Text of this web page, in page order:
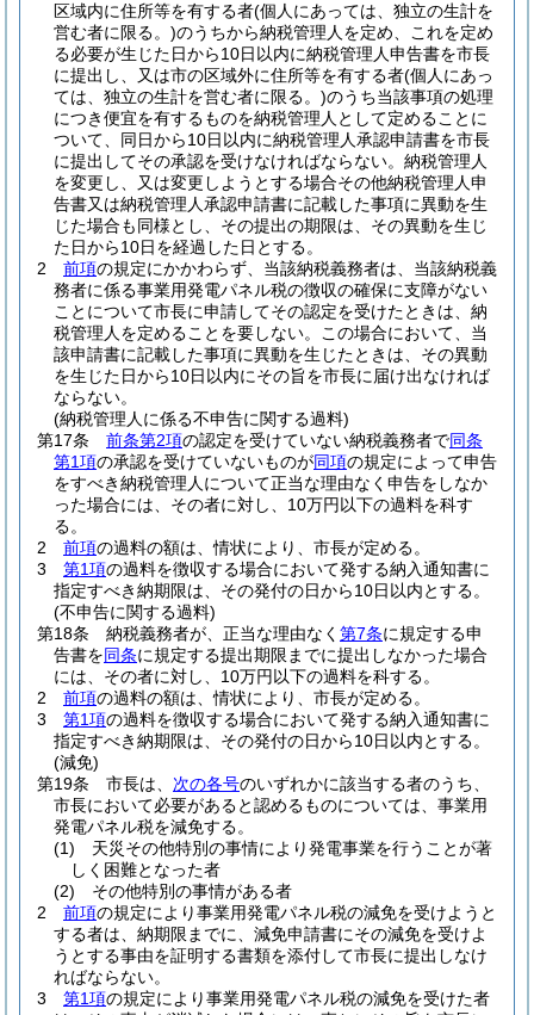
区域内に住所等を有する者(個人にあっては、独立の生計を
営む者に限る。)のうちから納税管理人を定め、これを定め
る必要が生じた日から10日以内に納税管理人申告書を市長
に提出し、又は市の区域外に住所等を有する者(個人にあっ
ては、独立の生計を営む者に限る。)のうち当該事項の処理
につき便宜を有するものを納税管理人として定めることに
ついて、同日から10日以内に納税管理人承認申請書を市長
に提出してその承認を受けなければならない。 納税管理人
を変更し、又は変更しようとする場合その他納税管理人申
告書又は納税管理人承認申請書に記載した事項に異動を生
じた場合も同様とし、その提出の期限は、その異動を生じ
た日から10日を経過した日とする。
2
前項の規定にかかわらず、当該納税義務者は、当該納税義
務者に係る事業用発電パネル税の徴収の確保に支障がない
ことについて市長に申請してその認定を受けたときは、納
税管理人を定めることを要しない。
この場合において、当
該申請書に記載した事項に異動を生じたときは、その異動
を生じた日から10日以内にその旨を市長に届け出なければ
ならない。
(納税管理人に係る不申告に関する過料)
第17条
前条第2項の認定を受けていない納税義務者で同条
第1項の承認を受けていないものが同項の規定によって申告
をすべき納税管理人について正当な理由なく申告をしなか
った場合には、その者に対し、10万円以下の過料を科す
る。
2
前項の過料の額は、情状により、市長が定める。
3
第1項の過料を徴収する場合において発する納入通知書に
指定すべき納期限は、その発付の日から10日以内とする。
(不申告に関する過料)
第18条
納税義務者が、正当な理由なく 第7条に規定する申
告書を同条に規定する提出期限までに提出しなかった場合
には、その者に対し、10万円以下の過料を科する。
2
前項の過料の額は、情状により、市長が定める。
3
第1項の過料を徴収する場合において発する納入通知書に
指定すべき納期限は、その発付の日から10日以内とする。
(減免)
第19条
市長は、 次の各号のいずれかに該当する者のうち、
市長において必要があると認めるものについては、事業用
発電パネル税を減免する。
(1)
天災その他特別の事情により発電事業を行うことが著
しく困難となった者
(2)
その他特別の事情がある者
2
前項の規定により事業用発電パネル税の減免を受けようと
する者は、納期限までに、減免申請書にその減免を受けよ
うとする事由を証明する書類を添付して市長に提出しなけ
ればならない。
3
第1項の規定により事業用発電パネル税の減免を受けた者